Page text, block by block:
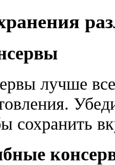
лучше
сохранить